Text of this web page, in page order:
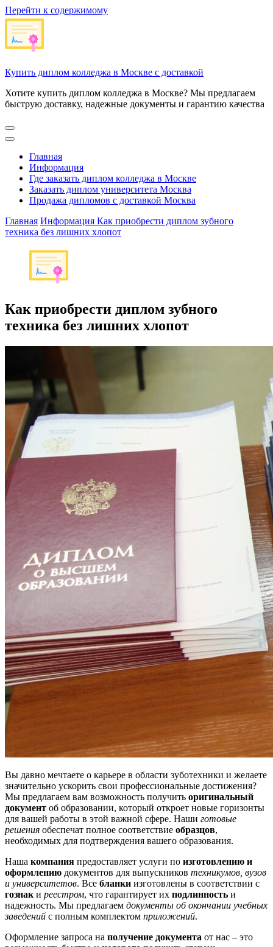
Перейти к содержимому
Купить диплом колледжа в Москве с доставкой
Хотите купить диплом колледжа в Москве? Мы предлагаем
быструю доставку, надежные документы и гарантию качества
Главная
Информация
Где заказать диплом колледжа в Москве
Заказать диплом университета Москва
Продажа дипломов с доставкой Москва
Главная Информация Как приобрести диплом зубного
техника без лишних хлопот
Как приобрести диплом зубного
техника без лишних хлопот
Вы давно мечтаете о карьере в области зуботехники и желаете
значительно ускорить свои профессиональные достижения?
Мы предлагаем вам возможность получить оригинальный
документ об образовании, который откроет новые горизонты
для вашей работы в этой важной сфере. Наши готовые
решения обеспечат полное соответствие образцов,
необходимых для подтверждения вашего образования.
Наша компания предоставляет услуги по изготовлению и
оформлению документов для выпускников техникумов, вузов
и университетов. Все бланки изготовлены в соответствии с
гознак и реестром, что гарантирует их подлинность и
надежность. Мы предлагаем документы об окончании учебных
заведений с полным комплектом приложений.
Оформление запроса на получение документа от нас – это